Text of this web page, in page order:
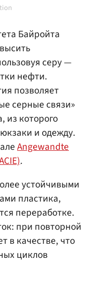
Байройта
серу —
нефти.
позволяет
серные связи»
из которого
и одежду.
Angewandte
.
устойчивыми
пластика,
переработке.
при повторной
в качестве, что
циклов